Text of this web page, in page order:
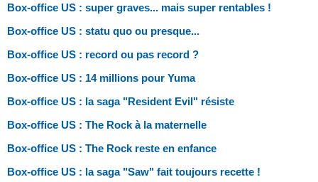
Box-office US : super graves... mais super rentables !
Box-office US : statu quo ou presque...
Box-office US : record ou pas record ?
Box-office US : 14 millions pour Yuma
Box-office US : la saga "Resident Evil" résiste
Box-office US : The Rock à la maternelle
Box-office US : The Rock reste en enfance
Box-office US : la saga "Saw" fait toujours recette !